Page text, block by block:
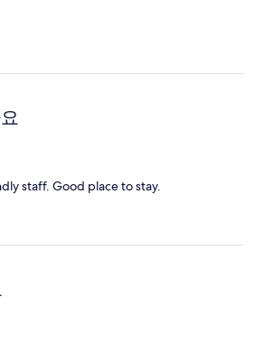
staff. Good place to stay.